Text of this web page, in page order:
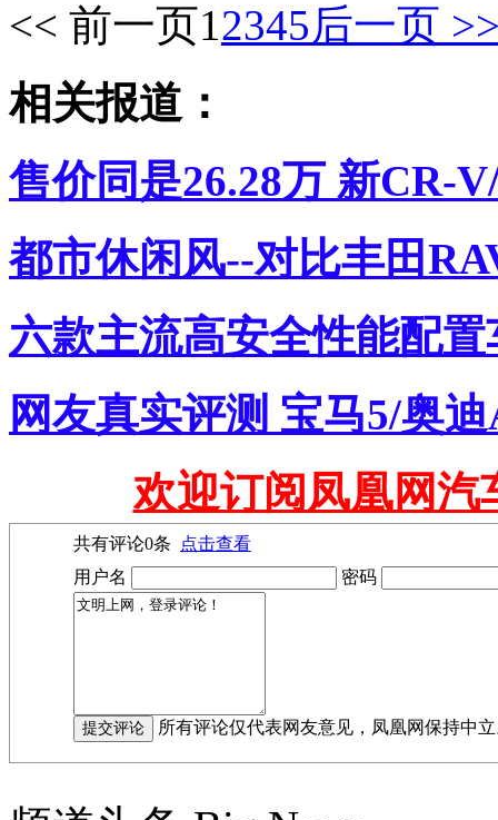
<< 前一页12345后一页
相关报道：
售价同是26.28万 新CR-
都市休闲风--对比丰田
六款主流高安全性能配
网友真实评测 宝马5/奥
欢迎订阅凤凰网汽
共有评论0条
点击查看
用户名
密码
所有评论仅代表网友意见，凤凰网保持中